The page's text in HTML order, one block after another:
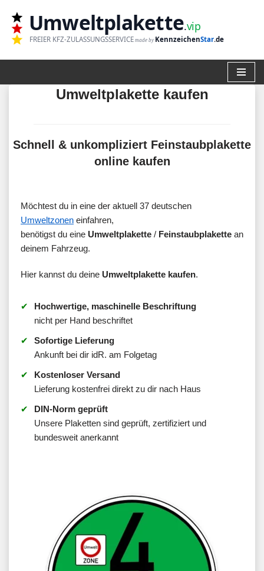
Zum
Inhalt
springen
Umweltplakette.vip
FREIER KFZ-ZULASSUNGSSERVICE made by KennzeichenStar.de
Umweltplakette kaufen
Schnell & unkompliziert Feinstaubplakette
online kaufen
Möchtest du in eine der aktuell 37 deutschen
Umweltzonen einfahren,
benötigst du eine Umweltplakette / Feinstaubplakette an
deinem Fahrzeug.
Hier kannst du deine Umweltplakette kaufen.
Hochwertige, maschinelle Beschriftung
nicht per Hand beschriftet
Sofortige Lieferung
Ankunft bei dir idR. am Folgetag
Kostenloser Versand
Lieferung kostenfrei direkt zu dir nach Haus
DIN-Norm geprüft
Unsere Plaketten sind geprüft, zertifiziert und
bundesweit anerkannt